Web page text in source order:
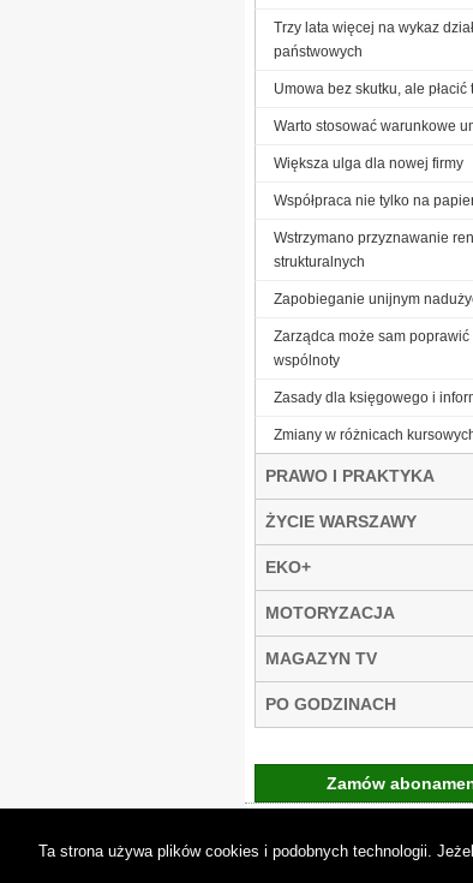
Trzy lata więcej na wykaz
państwowych
Umowa bez skutku, ale płacić
Warto stosować warunkowe
Większa ulga dla nowej firmy
Współpraca nie tylko na
Wstrzymano przyznawanie
strukturalnych
Zapobieganie unijnym
Zarządca może sam poprawić
wspólnoty
Zasady dla księgowego i
Zmiany w różnicach
PRAWO I PRAKTYKA
ŻYCIE WARSZAWY
EKO+
MOTORYZACJA
MAGAZYN TV
PO GODZINACH
Zamów
Ta strona używa plików cookies i podobnych technologii.